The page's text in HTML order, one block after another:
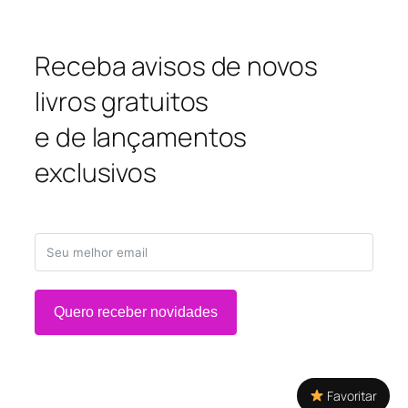
Receba avisos de novos
livros gratuitos
e de lançamentos
exclusivos
Quero receber novidades
Favoritar